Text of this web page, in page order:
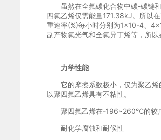
虽然在全氟碳化合物中碳-碳键和
四氟乙烯仅需能量171.38kJ。所以
重速率(%)每小时分别为1×10-4、
副产物氟光气和全氟异丁烯等，所
力学性能
它的摩擦系数极小，仅为聚乙
以聚四氟乙烯具有不粘性。
聚四氟乙烯在-196~260℃的较广
耐化学腐蚀和耐候性